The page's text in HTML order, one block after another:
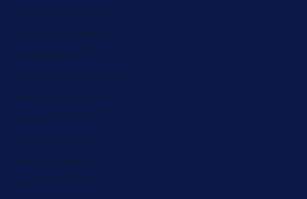
Azerbaijan (ZAR R)
Bahamas (ZAR R)
Bahrain (ZAR R)
Bangladesh (ZAR R)
Barbados (ZAR R)
Belarus (ZAR R)
Belgium (ZAR R)
Belize (ZAR R)
Benin (ZAR R)